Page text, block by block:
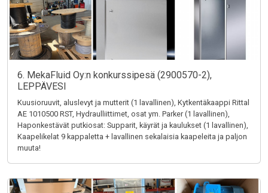
6. MekaFluid Oy:n konkurssipesä (2900570-2),
LEPPÄVESI
Kuusioruuvit, aluslevyt ja mutterit (1 lavallinen), Kytkentäkaappi Rittal
AE 1010500 RST, Hydraulliittimet, osat ym. Parker (1 lavallinen),
Haponkestävät putkiosat: Supparit, käyrät ja kaulukset (1 lavallinen),
Kaapelikelat 9 kappaletta + lavallinen sekalaisia kaapeleita ja paljon
muuta!